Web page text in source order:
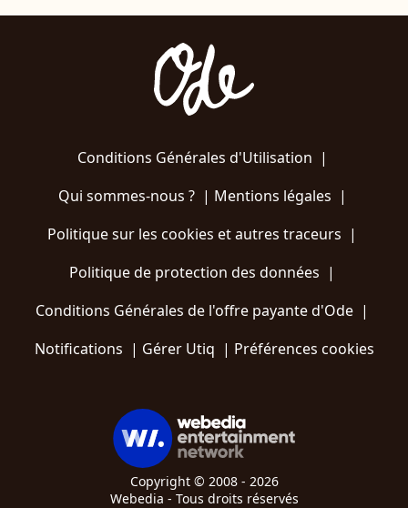
Conditions Générales d'Utilisation |
Qui sommes-nous ?| Mentions légales |
Politique sur les cookies et autres traceurs |
Politique de protection des données |
Conditions Générales de l'offre payante d'Ode |
Notifications | Gérer Utiq | Préférences cookies
Copyright © 2008 - 2026
Webedia - Tous droits réservés